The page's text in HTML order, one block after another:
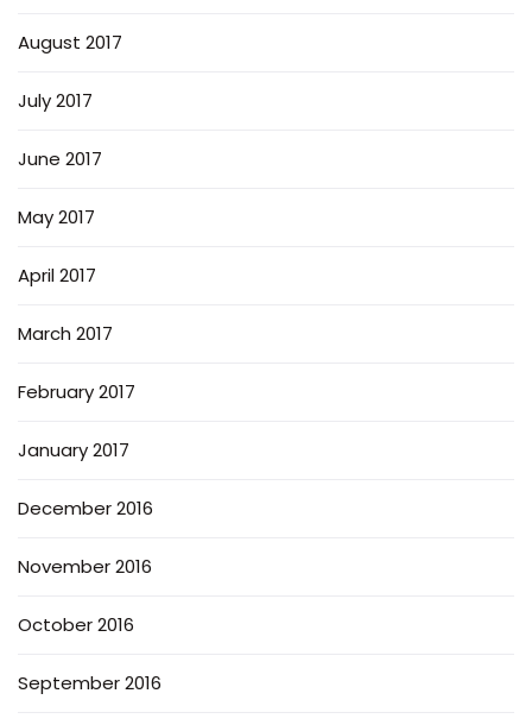
August 2017
July 2017
June 2017
May 2017
April 2017
March 2017
February 2017
January 2017
December 2016
November 2016
October 2016
September 2016